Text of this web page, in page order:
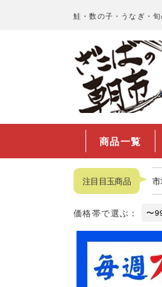
鮭・数の子・うなぎ・
商品一覧
注目目玉商品
福袋 市場
価格帯で選ぶ： 〜